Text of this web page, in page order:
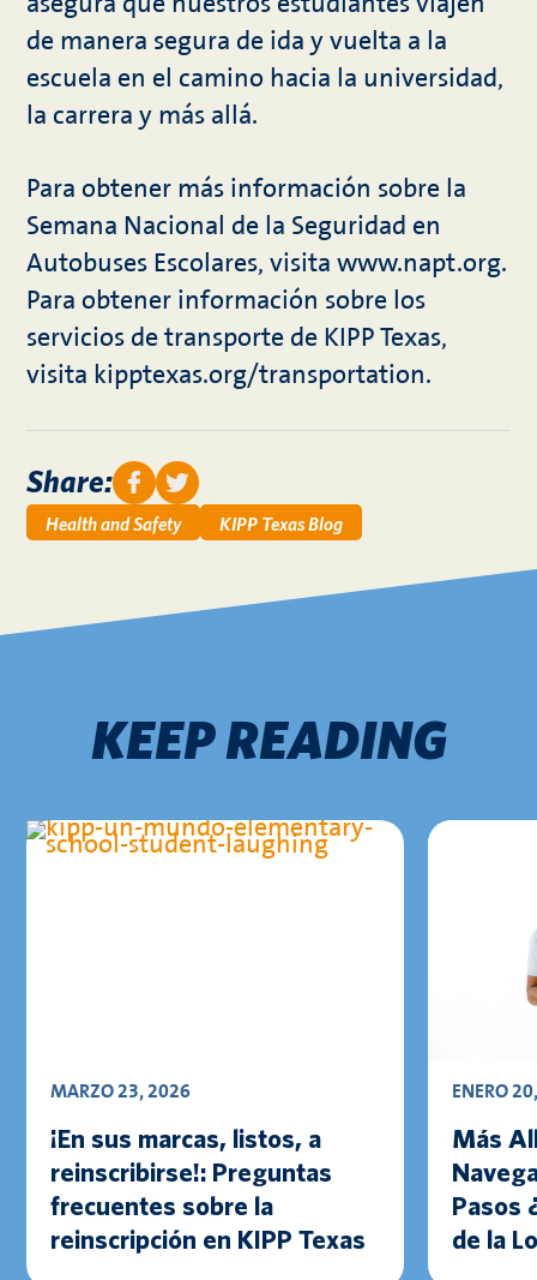
de manera segura de ida y vuelta a la
escuela en el camino hacia la universidad,
la carrera y más allá.
Para obtener más información sobre la
Semana Nacional de la Seguridad en
Autobuses Escolares, visita www.napt.org.
Para obtener información sobre los
servicios de transporte de KIPP Texas,
visita kipptexas.org/transportation.
Share:
Health and Safety KIPP Texas Blog
KEEP READING
MARZO 23, 2026
¡En sus marcas, listos, a
reinscribirse!: Preguntas
frecuentes sobre la
reinscripción en KIPP Texas
ENERO
Más
Pasos
de la